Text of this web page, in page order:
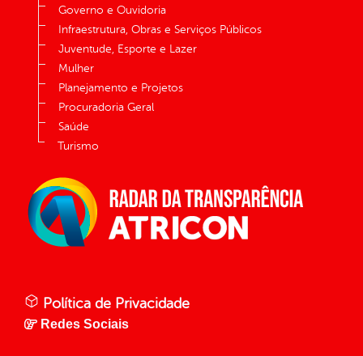
Governo e Ouvidoria
Infraestrutura, Obras e Serviços Públicos
Juventude, Esporte e Lazer
Mulher
Planejamento e Projetos
Procuradoria Geral
Saúde
Turismo
Política de Privacidade
Redes Sociais